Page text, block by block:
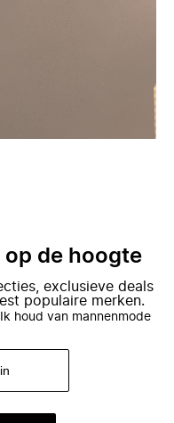
op de hoogte
exclusieve deals
populaire merken.
Ik houd van mannenmode